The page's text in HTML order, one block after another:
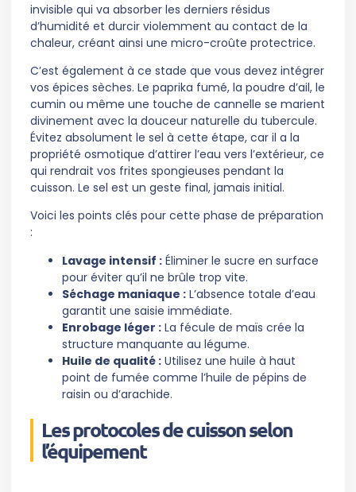
invisible qui va absorber les derniers résidus
d’humidité et durcir violemment au contact de la
chaleur, créant ainsi une micro-croûte protectrice.
C’est également à ce stade que vous devez intégrer
vos épices sèches. Le paprika fumé, la poudre d’ail, le
cumin ou même une touche de cannelle se marient
divinement avec la douceur naturelle du tubercule.
Évitez absolument le sel à cette étape, car il a la
propriété osmotique d’attirer l’eau vers l’extérieur, ce
qui rendrait vos frites spongieuses pendant la
cuisson. Le sel est un geste final, jamais initial.
Voici les points clés pour cette phase de préparation
:
Lavage intensif : Éliminer le sucre en surface
pour éviter qu’il ne brûle trop vite.
Séchage maniaque : L’absence totale d’eau
garantit une saisie immédiate.
Enrobage léger : La fécule de maïs crée la
structure manquante au légume.
Huile de qualité : Utilisez une huile à haut
point de fumée comme l’huile de pépins de
raisin ou d’arachide.
Les protocoles de cuisson selon
l’équipement